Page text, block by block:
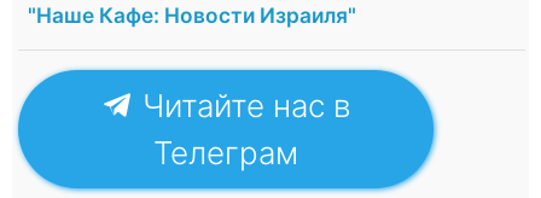
"Наше Кафе: Новости Израиля"
Читайте нас в
Телеграм